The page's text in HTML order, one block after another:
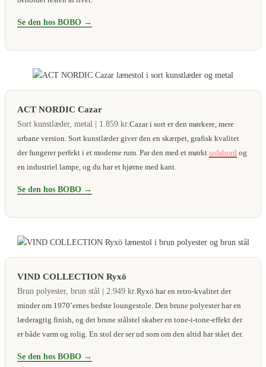
Se den hos BOBO →
ACT NORDIC Cazar
Sort kunstlæder, metal | 1.859 kr. Cazar i sort er den mørkere, mere
urbane version. Sort kunstlæder giver den en skærpet, grafisk kvalitet
der fungerer perfekt i et moderne rum. Par den med et mørkt sofabord og
en industriel lampe, og du har et hjørne med kant.
Se den hos BOBO →
VIND COLLECTION Ryxö
Brun polyester, brun stål | 2.949 kr. Ryxö har en retro-kvalitet der
minder om 1970’ernes bedste loungestole. Den brune polyester har en
læderagtig finish, og det brune stålstel skaber en tone-i-tone-effekt der
er både varm og rolig. En stol der ser ud som om den altid har stået der.
Se den hos BOBO →